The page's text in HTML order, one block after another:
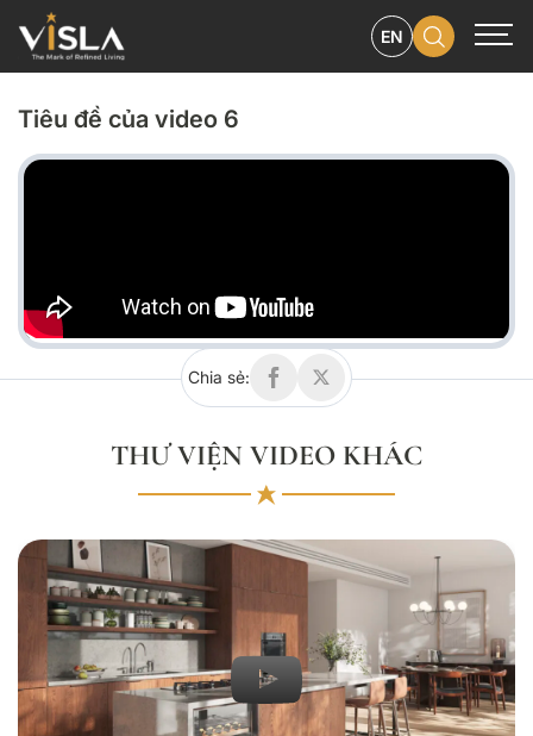
EN
THƯ VIỆN VIDEO
Tiêu đề của video 6
Chia sẻ:
THƯ VIỆN VIDEO KHÁC